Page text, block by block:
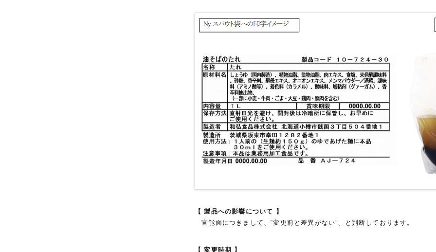
【 製品への影響について 】
官能面につきまして、“変更前と差異がない”、と判断しております。
【 変更時期 】